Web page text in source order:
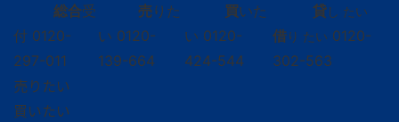
総合受
付 0120-
297-011
売りた
い 0120-
139-664
買いた
い 0120-
424-544
貸し たい
借り たい 0120-
302-563
売りたい
買いたい